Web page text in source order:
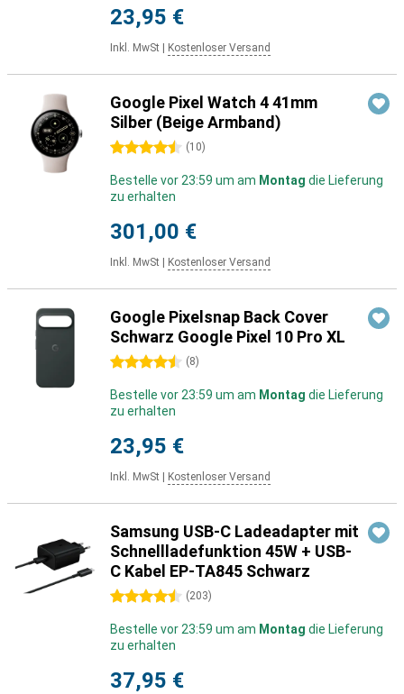
23,95 €
Inkl. MwSt Kostenloser Versand
Google Pixel Watch 4 41mm
Silber (Beige Armband)
4.5 Sterne (10)
Bestelle vor 23:59 um am Montag die Lieferung
zu erhalten
301,00 €
Inkl. MwSt Kostenloser Versand
Google Pixelsnap Back Cover
Schwarz Google Pixel 10 Pro XL
4.5 Sterne (8)
Bestelle vor 23:59 um am Montag die Lieferung
zu erhalten
23,95 €
Inkl. MwSt Kostenloser Versand
Samsung USB-C Ladeadapter mit
Schnellladefunktion 45W + USB-
C Kabel EP-TA845 Schwarz
4.5 Sterne (203)
Bestelle vor 23:59 um am Montag die Lieferung
zu erhalten
37,95 €